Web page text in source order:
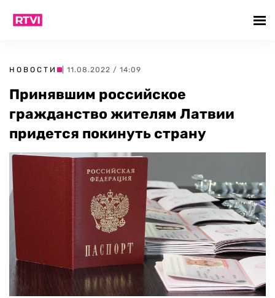
НОВОСТИ | 11.08.2022 / 14:09
Принявшим российское
гражданство жителям Латвии
придется покинуть страну